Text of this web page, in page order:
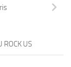
ROCK US